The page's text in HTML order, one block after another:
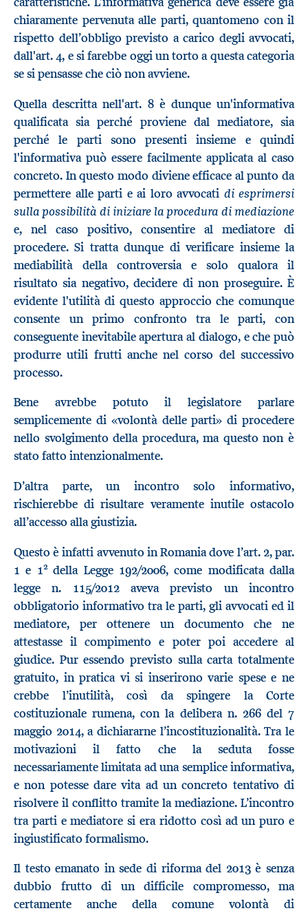
chiaramente pervenuta alle parti, quantomeno con il
rispetto dell’obbligo previsto a carico degli avvocati,
dall'art. 4, e si farebbe oggi un torto a questa categoria
se si pensasse che ciò non avviene.
Quella descritta nell'art. 8 è dunque un'informativa
qualificata sia perché proviene dal mediatore, sia
perché le parti sono presenti insieme e quindi
l'informativa può essere facilmente applicata al caso
concreto. In questo modo diviene efficace al punto da
permettere alle parti e ai loro avvocati di esprimersi
sulla possibilità di iniziare la procedura di mediazione
e, nel caso positivo, consentire al mediatore di
procedere. Si tratta dunque di verificare insieme la
mediabilità della controversia e solo qualora il
risultato sia negativo, decidere di non proseguire. È
evidente l'utilità di questo approccio che comunque
consente un primo confronto tra le parti, con
conseguente inevitabile apertura al dialogo, e che può
produrre utili frutti anche nel corso del successivo
processo.
Bene avrebbe potuto il legislatore parlare
semplicemente di «volontà delle parti» di procedere
nello svolgimento della procedura, ma questo non è
stato fatto intenzionalmente.
D’altra parte, un incontro solo informativo,
rischierebbe di risultare veramente inutile ostacolo
all’accesso alla giustizia.
Questo è infatti avvenuto in Romania dove l’art. 2, par.
1 e 12 della Legge 192/2006, come modificata dalla
legge n. 115/2012 aveva previsto un incontro
obbligatorio informativo tra le parti, gli avvocati ed il
mediatore, per ottenere un documento che ne
attestasse il compimento e poter poi accedere al
giudice. Pur essendo previsto sulla carta totalmente
gratuito, in pratica vi si inserirono varie spese e ne
crebbe l’inutilità, così da spingere la Corte
costituzionale rumena, con la delibera n. 266 del 7
maggio 2014, a dichiararne l’incostituzionalità. Tra le
motivazioni il fatto che la seduta fosse
necessariamente limitata ad una semplice informativa,
e non potesse dare vita ad un concreto tentativo di
risolvere il conflitto tramite la mediazione. L’incontro
tra parti e mediatore si era ridotto così ad un puro e
ingiustificato formalismo.
Il testo emanato in sede di riforma del 2013 è senza
dubbio frutto di un difficile compromesso, ma
certamente anche della comune volontà di